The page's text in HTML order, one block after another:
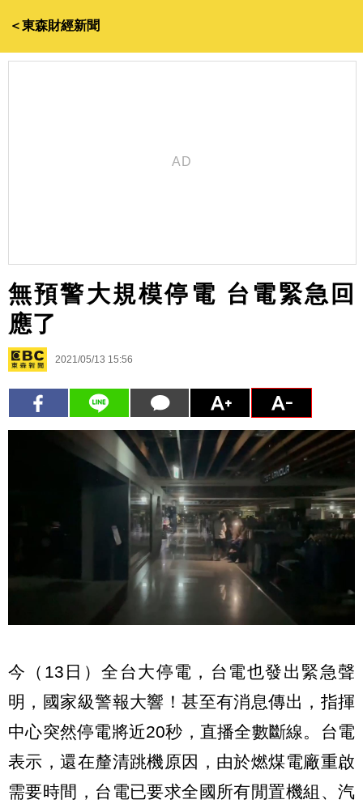
＜東森財經新聞
無預警大規模停電 台電緊急回
應了
2021/05/13 15:56
今（13日）全台大停電，台電也發出緊急聲
明，國家級警報大響！甚至有消息傳出，指揮
中心突然停電將近20秒，直播全數斷線。台電
表示，還在釐清跳機原因，由於燃煤電廠重啟
需要時間，台電已要求全國所有閒置機組、汽